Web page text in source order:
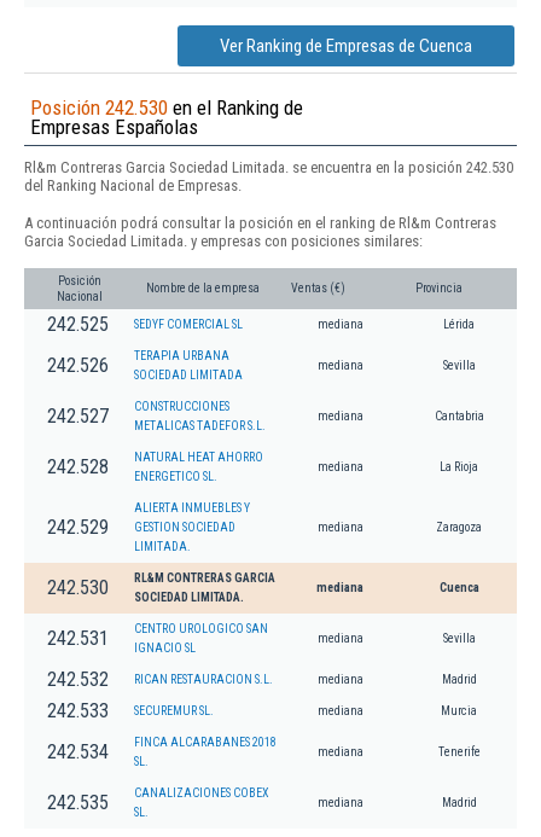
Ver Ranking de Empresas de Cuenca
Posición 242.530 en el Ranking de
Empresas Españolas
Rl&m Contreras Garcia Sociedad Limitada. se encuentra en la posición 242.530
del Ranking Nacional de Empresas.
A continuación podrá consultar la posición en el ranking de Rl&m Contreras
Garcia Sociedad Limitada. y empresas con posiciones similares:
Posición
Nacional
Nombre de la empresa Ventas (€) Provincia
242.525 SEDYF COMERCIAL SL mediana Lérida
242.526
TERAPIA URBANA
SOCIEDAD LIMITADA
mediana Sevilla
242.527
CONSTRUCCIONES
METALICAS TADEFOR S.L.
mediana Cantabria
242.528
NATURAL HEAT AHORRO
ENERGETICO SL.
mediana La Rioja
242.529
ALIERTA INMUEBLES Y
GESTION SOCIEDAD
LIMITADA.
mediana Zaragoza
242.530
RL&M CONTRERAS GARCIA
SOCIEDAD LIMITADA.
mediana Cuenca
242.531
CENTRO UROLOGICO SAN
IGNACIO SL
mediana Sevilla
242.532 RICAN RESTAURACION S.L. mediana Madrid
242.533 SECUREMUR SL. mediana Murcia
242.534
FINCA ALCARABANES 2018
SL.
mediana Tenerife
242.535
CANALIZACIONES COBEX
SL.
mediana Madrid